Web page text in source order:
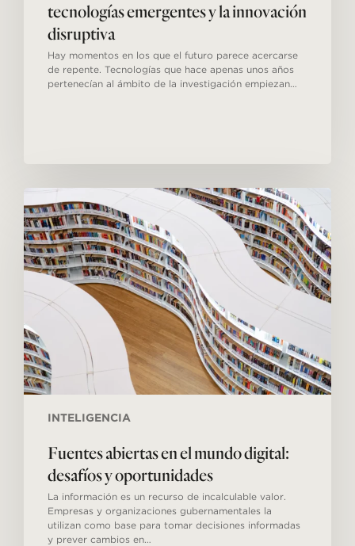
tecnologías emergentes y la innovación
disruptiva
Hay momentos en los que el futuro parece acercarse
de repente. Tecnologías que hace apenas unos años
pertenecían al ámbito de la investigación empiezan…
INTELIGENCIA
Fuentes
abiertas
en
el
mundo
digital:
desafíos
y
oportunidades
Fuentes abiertas en el mundo digital:
desafíos y oportunidades
La información es un recurso de incalculable valor.
Empresas y organizaciones gubernamentales la
utilizan como base para tomar decisiones informadas
y prever cambios en…